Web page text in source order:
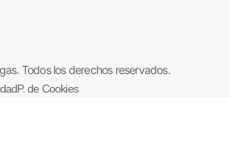
Todos los derechos reservados.
P. de Cookies